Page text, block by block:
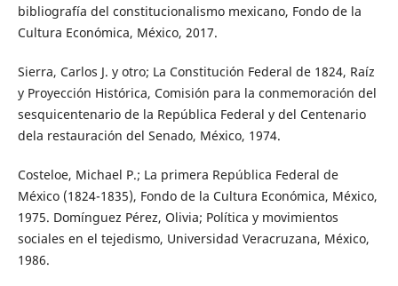
bibliografía del constitucionalismo mexicano, Fondo de la
Cultura Económica, México, 2017.
Sierra, Carlos J. y otro; La Constitución Federal de 1824, Raíz
y Proyección Histórica, Comisión para la conmemoración del
sesquicentenario de la República Federal y del Centenario
dela restauración del Senado, México, 1974.
Costeloe, Michael P.; La primera República Federal de
México (1824-1835), Fondo de la Cultura Económica, México,
1975. Domínguez Pérez, Olivia; Política y movimientos
sociales en el tejedismo, Universidad Veracruzana, México,
1986.